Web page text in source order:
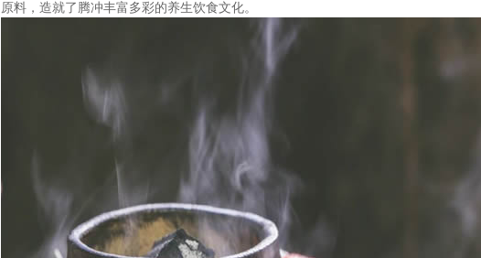
原料，造就了腾冲丰富多彩的养生饮食文化。